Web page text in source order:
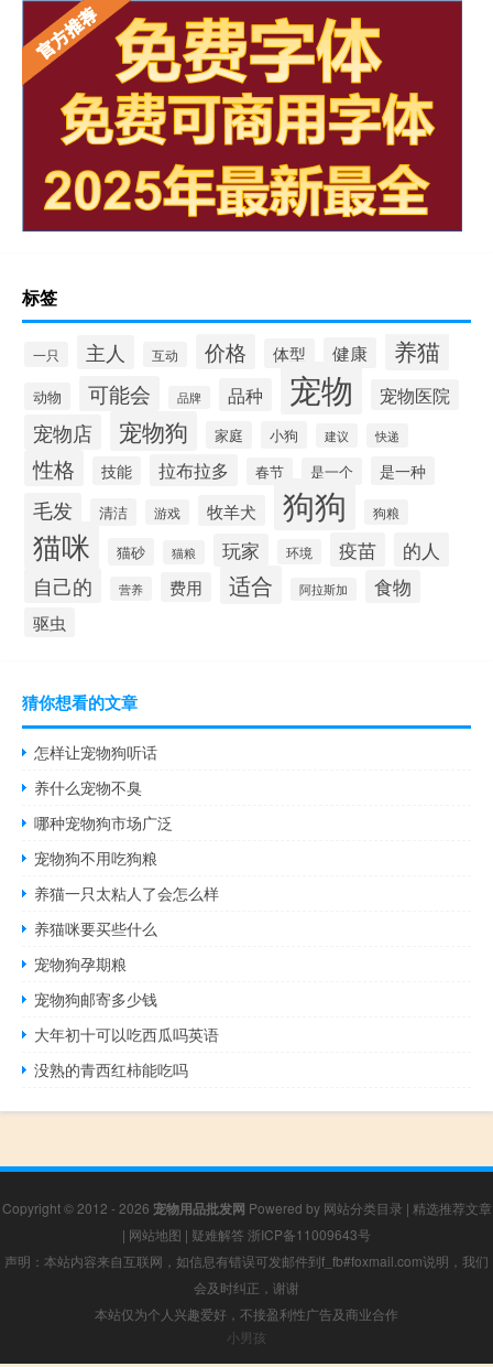
标签
一只 主人 互动 价格 体型 健康 养猫
动物 可能会 品牌 品种 宠物 宠物医院
宠物店 宠物狗 家庭 小狗 建议 快递
性格 技能 拉布拉多 春节 是一个 是一种
毛发 清洁 游戏 牧羊犬 狗狗 狗粮
猫咪 猫砂 猫粮 玩家 环境 疫苗 的人
自己的 营养 费用 适合 阿拉斯加 食物
驱虫
猜你想看的文章
怎样让宠物狗听话
养什么宠物不臭
哪种宠物狗市场广泛
宠物狗不用吃狗粮
养猫一只太粘人了会怎么样
养猫咪要买些什么
宠物狗孕期粮
宠物狗邮寄多少钱
大年初十可以吃西瓜吗英语
没熟的青西红柿能吃吗
Copyright © 2012 - 2026 宠物用品批发网 Powered by 网站分类目录 | 精选推荐文章
| 网站地图 | 疑难解答 浙ICP备11009643号
声明：本站内容来自互联网，如信息有错误可发邮件到f_fb#foxmail.com说明，我们
会及时纠正，谢谢
本站仅为个人兴趣爱好，不接盈利性广告及商业合作
小男孩